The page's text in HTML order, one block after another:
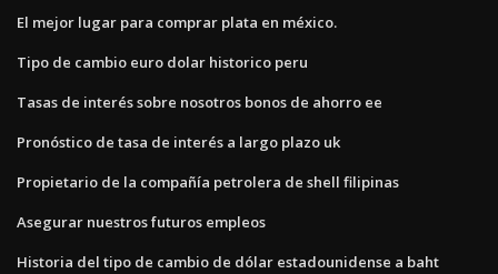
El mejor lugar para comprar plata en méxico.
Tipo de cambio euro dolar historico peru
Tasas de interés sobre nosotros bonos de ahorro ee
Pronóstico de tasa de interés a largo plazo uk
Propietario de la compañía petrolera de shell filipinas
Asegurar nuestros futuros empleos
Historia del tipo de cambio de dólar estadounidense a baht